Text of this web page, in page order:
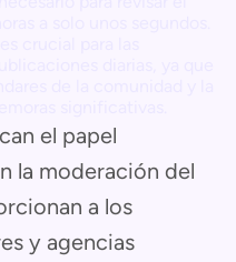
el papel
la moderación del
a los
y agencias